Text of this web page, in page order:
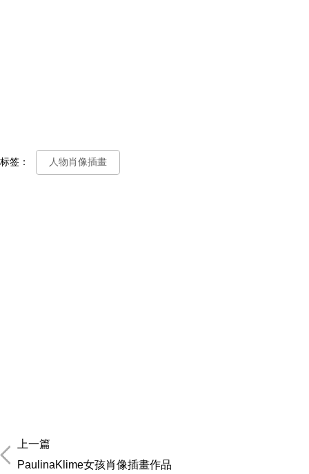
标签： 人物肖像插畫
上一篇
PaulinaKlime女孩肖像插畫作品